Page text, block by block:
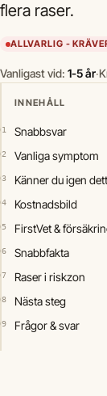
flera raser.
ALLVARLIG -
Vanligast vid: 1-5 år·
INNEHÅLL
Snabbsvar
Vanliga symptom
Känner du igen
Kostnadsbild
FirstVet &
Snabbfakta
Raser i riskzon
Nästa steg
Frågor & svar